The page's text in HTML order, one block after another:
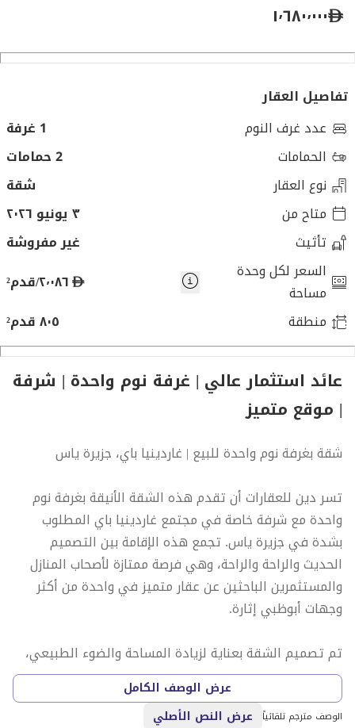
١٬٦٨٠٬٠٠٠
تفاصيل العقار
عدد غرف النوم
1 غرفة
الحمامات
2 حمامات
نوع العقار
شقة
متاح من
٣ يونيو ٢٠٢٦
تأثيث
غير مفروشة
السعر لكل وحدة
مساحة
د
م
٢٬٠٨٦/قدم²
منطقة
٨٠٥ قدم²
عائد استثمار عالي | غرفة نوم واحدة | شرفة
| موقع متميز
شقة بغرفة نوم واحدة للبيع | غاردينيا باي، جزيرة ياس
تسر دين للعقارات أن تقدم هذه الشقة الأنيقة بغرفة نوم
واحدة مع شرفة خاصة في مجتمع غاردينيا باي المطلوب
بشدة في جزيرة ياس. تجمع هذه الإقامة بين التصميم
الحديث والراحة والراحة، وهي فرصة ممتازة لأصحاب المنازل
والمستثمرين الباحثين عن عقار متميز في واحدة من أكثر
وجهات أبوظبي إثارة.
تم تصميم الشقة بعناية لزيادة المساحة والضوء الطبيعي،
وتتميز بمنطقة معيشة وتناول طعام فسيحة ومشرقة تخلق
أجواء دافئة ومرحبة. المطبخ المعاصر مزود بتشطيبات عالية
الجودة وحلول تخزين عملية، بينما يتضمن غرفة النوم
عرض الوصف الكامل
الوصف مترجم تلقائياً عرض النص الأصلي